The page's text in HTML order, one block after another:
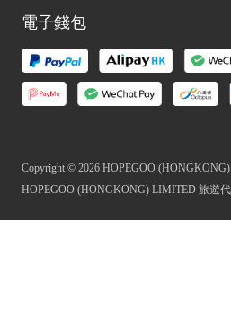
電子錢包
Copyright © 2026 HOPEGOO
HOPEGOO (HONGKONG) LIMITED 旅遊